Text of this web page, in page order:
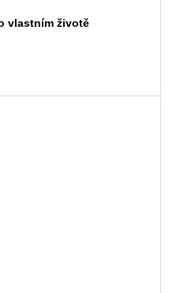
vlastním životě